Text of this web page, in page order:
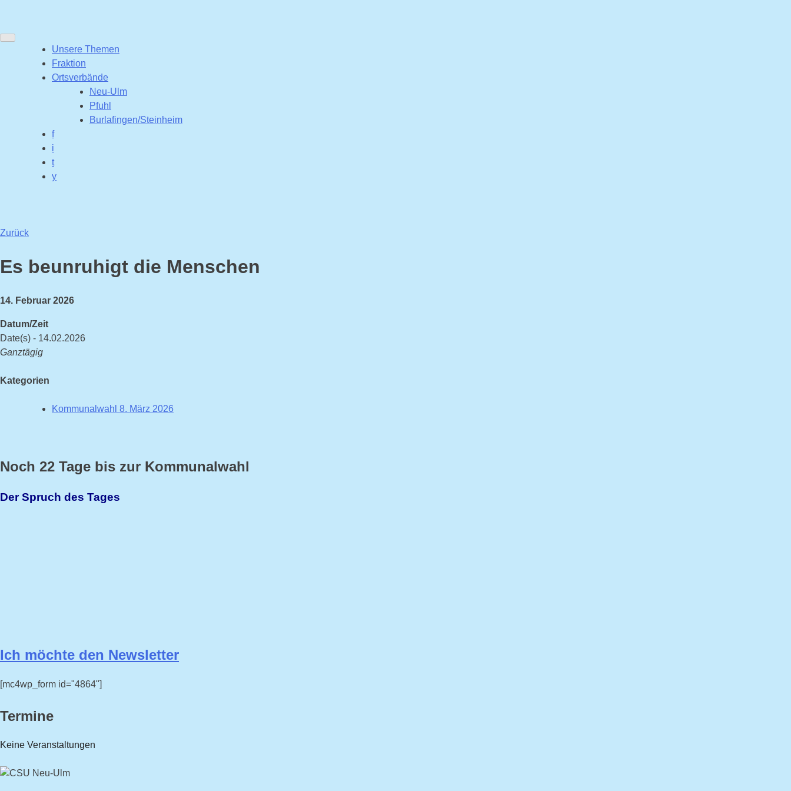
Unsere Themen
Fraktion
Ortsverbände
Neu-Ulm
Pfuhl
Burlafingen/Steinheim
f
i
t
y
Zurück
Es beunruhigt die Menschen
14. Februar 2026
Datum/Zeit
Date(s) - 14.02.2026
Ganztägig
Kategorien
Kommunalwahl 8. März 2026
Noch 22 Tage bis zur Kommunalwahl
Der Spruch des Tages
Ich möchte den Newsletter
[mc4wp_form id="4864"]
Termine
Keine Veranstaltungen